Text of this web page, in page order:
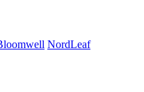
NordLeaf